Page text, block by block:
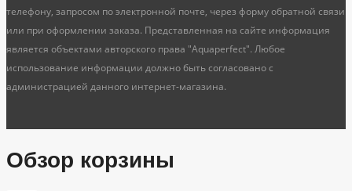
телефону, запросом по электронной почте, через форму обратной связи
или при оформлении заказа. Представленная на сайте информация
является объектами авторского права "Aquaperfect". Любое
использование информации должно быть согласовано с
администрацией данного интернет-магазина.
Обзор корзины